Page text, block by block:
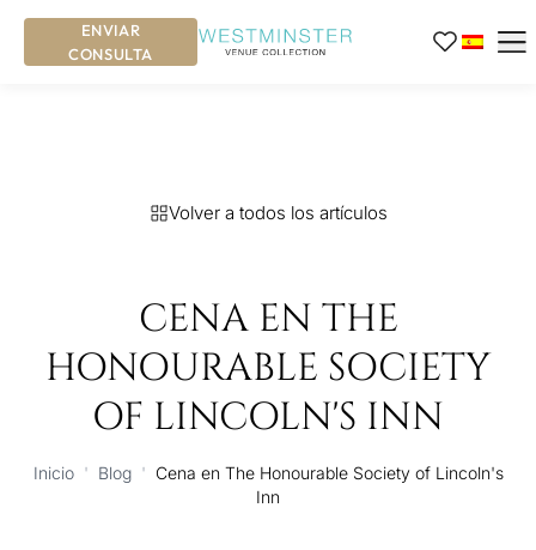
ENVIAR
CONSULTA
Volver a todos los artículos
CENA EN THE
HONOURABLE SOCIETY
OF LINCOLN'S INN
Inicio ' Blog ' Cena en The Honourable Society of Lincoln's
Inn